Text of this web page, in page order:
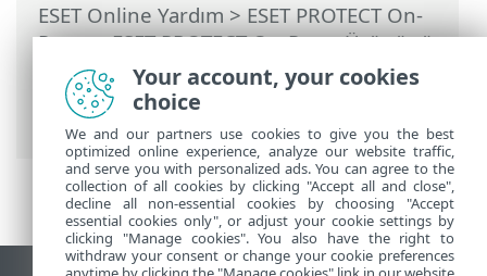
ESET Online Yardım > ESET PROTECT On-
Prem>ESET PROTECT On-Prem Ürününü
Kullanma
>ESET PROTECT On-Prem Ana
Menü> Görevler İstemci Görevleri
Karantina Yönetimi
Your account, your cookies
choice
We and our partners use cookies to give you the best
optimized online experience, analyze our website traffic,
and serve you with personalized ads. You can agree to the
collection of all cookies by clicking "Accept all and close",
decline all non-essential cookies by choosing "Accept
essential cookies only", or adjust your cookie settings by
clicking "Manage cookies". You also have the right to
withdraw your consent or change your cookie preferences